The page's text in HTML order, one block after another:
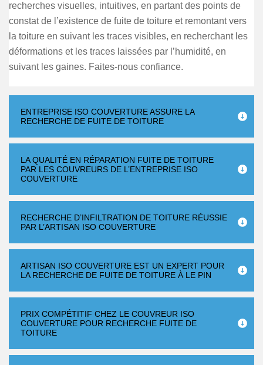
recherches visuelles, intuitives, en partant des points de
constat de l’existence de fuite de toiture et remontant vers
la toiture en suivant les traces visibles, en recherchant les
déformations et les traces laissées par l’humidité, en
suivant les gaines. Faites-nous confiance.
ENTREPRISE ISO COUVERTURE ASSURE LA
RECHERCHE DE FUITE DE TOITURE
LA QUALITÉ EN RÉPARATION FUITE DE TOITURE
PAR LES COUVREURS DE L’ENTREPRISE ISO
COUVERTURE
RECHERCHE D’INFILTRATION DE TOITURE RÉUSSIE
PAR L’ARTISAN ISO COUVERTURE
ARTISAN ISO COUVERTURE EST UN EXPERT POUR
LA RECHERCHE DE FUITE DE TOITURE À LE PIN
PRIX COMPÉTITIF CHEZ LE COUVREUR ISO
COUVERTURE POUR RECHERCHE FUITE DE
TOITURE